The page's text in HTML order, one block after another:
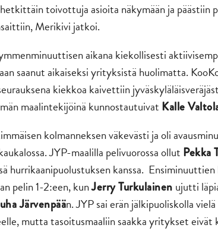
toivottuja asioita näkymään ja päästiin
Merikivi jatkoi.
aikana kiekollisesti
saanut aikaiseksi yrityksistä huolimatta.
kiekkoa kaivettiin
maalintekijöinä kunnostautuivat Kalle
kolmanneksen väkevästi ja oli
JYP-maalilla pelivuorossa ollut Pekka
hurrikaanipuolustuksen kanssa.
pelin 1-2:een, kunJerry Turkulainen ujutti
Järvenpään. JYP sai erän jälkipuoliskolla
mutta tasoitusmaaliin saakka yritykset eivät